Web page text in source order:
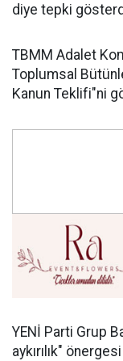
diye tepki
TBMM Adalet
Toplumsal
Kanun Teklifi"ni
YENİ Parti Grup
aykırılık"